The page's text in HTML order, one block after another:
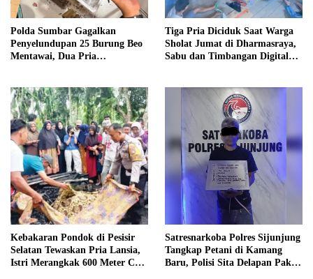
Polda Sumbar Gagalkan
Penyelundupan 25 Burung Beo
Mentawai, Dua Pria
Tiga Pria Diciduk Saat Warga
Sholat Jumat di Dharmasraya,
Sabu dan Timbangan Digital
Kebakaran Pondok di Pesisir
Selatan Tewaskan Pria Lansia,
Istri Merangkak 600 Meter Cari
Satresnarkoba Polres Sijunjung
Tangkap Petani di Kamang
Baru, Polisi Sita Delapan Paket